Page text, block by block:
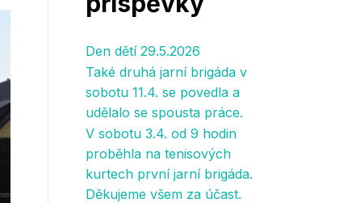
Den dětí 29.5.2026
Také druhá jarní brigáda v
sobotu 11.4. se povedla a
udělalo se spousta práce.
V sobotu 3.4. od 9 hodin
proběhla na tenisových
kurtech první jarní brigáda.
Děkujeme všem za účast.